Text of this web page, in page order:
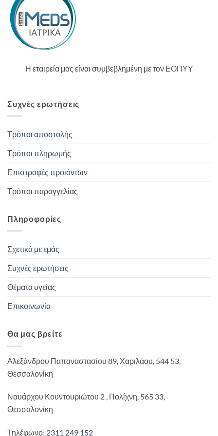
Η εταιρεία μας είναι συμβεβλημένη με τον ΕΟΠΥΥ
Συχνές ερωτήσεις
Τρόποι αποστολής
Τρόποι πληρωμής
Επιστροφές προιόντων
Τρόποι παραγγελίας
Πληροφορίες
Σχετικά με εμάς
Συχνές ερωτήσεις
Θέματα υγείας
Επικοινωνία
Θα μας βρείτε
Αλεξάνδρου Παπαναστασίου 89, Χαριλάου, 544 53,
Θεσσαλονίκη
Ναυάρχου Κουντουριώτου 2 , Πολίχνη, 565 33,
Θεσσαλονίκη
Τηλέφωνο: 2311 249 152